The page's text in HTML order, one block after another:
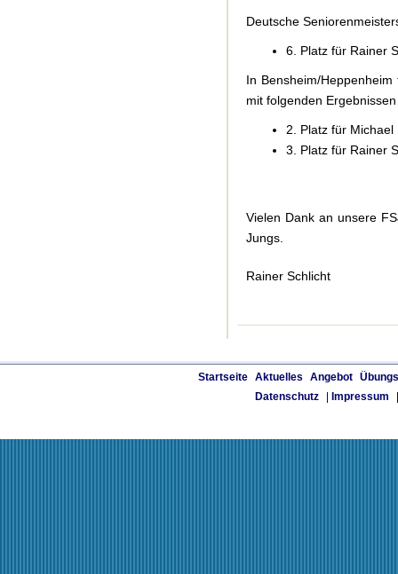
Deutsche
6. Platz für Rainer
In Bensheim/
mit folgenden
2. Platz für
3. Platz für Rainer
Vielen Dank an unsere
Jungs.
Rainer Schlicht
Startseite Aktuelles Angebot
Datenschutz
Impressum